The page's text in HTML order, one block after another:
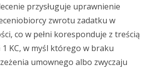
przysługuje uprawnienie
zwrotu zadatku w
co w pełni koresponduje z treścią
KC, w myśl którego w braku
umownego albo zwyczaju